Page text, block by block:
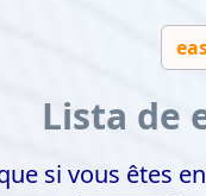
Lista de
si vous êtes